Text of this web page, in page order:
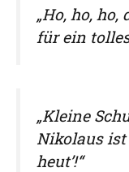
„Ho, ho,
für ein
„Kleine
Nikolaus ist
heut’!“